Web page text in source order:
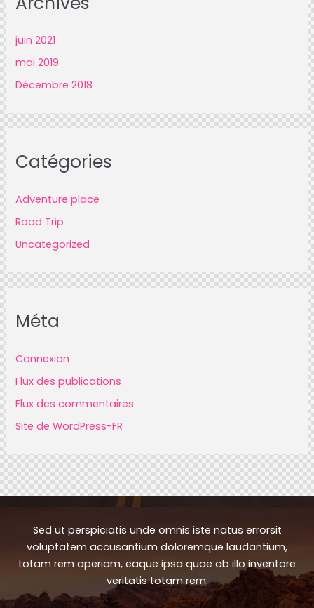
juin2021
mai2019
Décembre2018
Catégories
Adventure place
Road Trip
Uncategorized
Méta
Connexion
Flux des publications
Flux des commentaires
Site de WordPress-FR
Sed ut perspiciatis unde omnis iste natus errorsit
voluptatem accusantium doloremque laudantium,
totam rem aperiam, eaque ipsa quae ab illo inventore
veritatis totam rem.